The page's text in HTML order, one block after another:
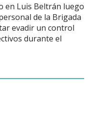
en Luis Beltrán luego
de la Brigada
evadir un control
durante el